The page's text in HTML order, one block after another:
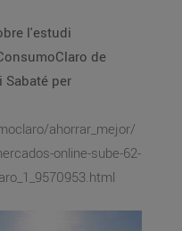
l'estudi
de
Sabaté per
ahorrar_mejor/
online-sube-62-